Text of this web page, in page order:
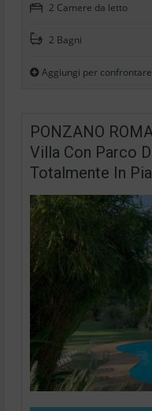
2 Camere da letto
2 Bagni
Aggiungi per confrontare
PONZANO
Villa Con Parco
Totalmente In